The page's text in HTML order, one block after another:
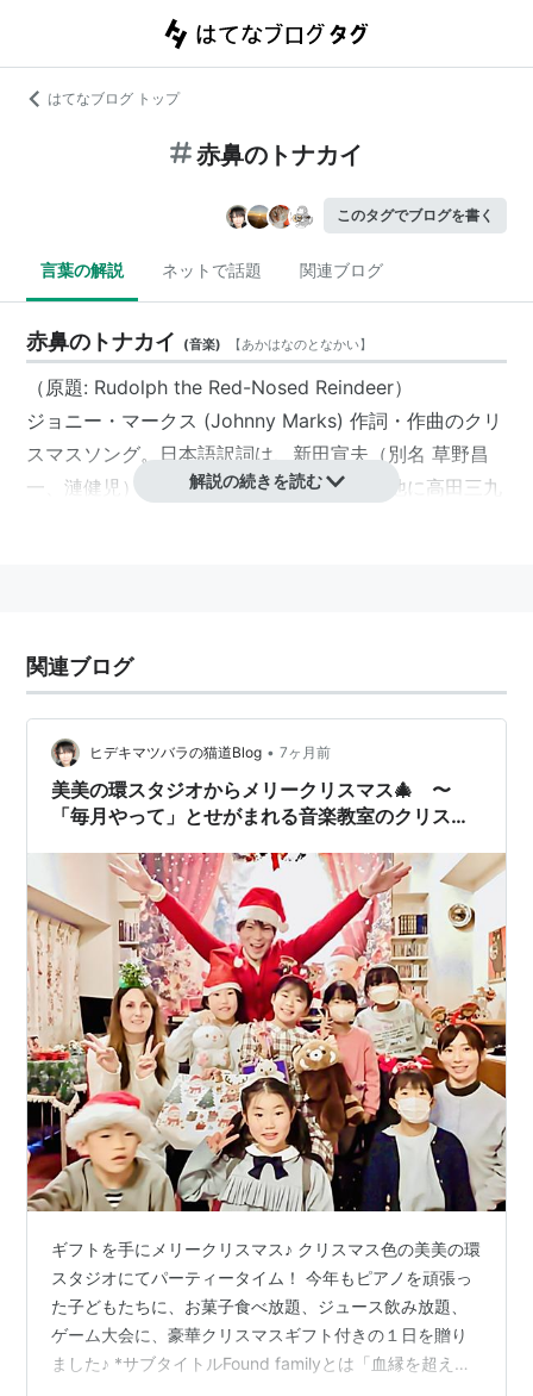
はてなブログ トップ
赤鼻のトナカイ
このタグでブログを書く
言葉の解説 ネットで話題 関連ブログ
赤鼻のトナカイ (音楽) 【あかはなのとなかい】
（原題: Rudolph the Red-Nosed Reindeer）
ジョニー・マークス (Johnny Marks) 作詞・作曲のクリ
スマスソング。日本語訳詞は、新田宣夫（別名 草野昌
一、漣健児）の訳が広く知られているが、他に高田三九
解説の続きを読む
関連ブログ
ヒデキマツバラの猫道Blog • 7ヶ月前
美美の環スタジオからメリークリスマス🎄 〜
「毎月やって」とせがまれる音楽教室のクリスマ
Christmastime -
ギフトを手にメリークリスマス♪ クリスマス色の美美の環
スタジオにてパーティータイム！ 今年もピアノを頑張っ
た子どもたちに、お菓子食べ放題、ジュース飲み放題、
ゲーム大会に、豪華クリスマスギフト付きの１日を贈り
ました♪ *サブタイトルFound familyとは「血縁を超えた